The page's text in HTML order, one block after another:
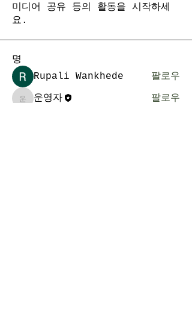
미디어 공유 등의 활동을 시작하세
요.
명
Rupali Wankhede 팔로우
운영자운영자
팔로우